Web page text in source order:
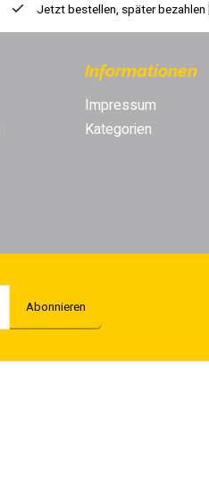
Jetzt bestellen, später bezahlen
Informationen
Impressum
Kategorien
Abonnieren